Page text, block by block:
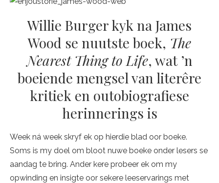
Willie Burger kyk na James
Wood se nuutste boek, The
Nearest Thing to Life, wat ’n
boeiende mengsel van literêre
kritiek en outobiografiese
herinnerings is
Week ná week skryf ek op hierdie blad oor boeke.
Soms is my doel om bloot nuwe boeke onder lesers se
aandag te bring. Ander kere probeer ek om my
opwinding en insigte oor sekere leeservarings met